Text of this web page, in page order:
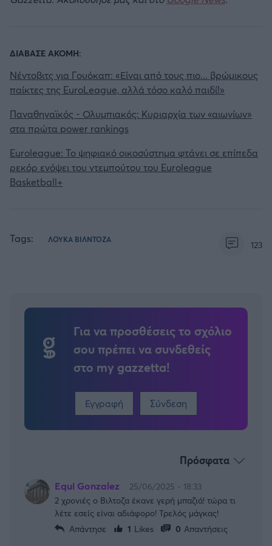
ΔΙΑΒΑΣΕ ΑΚΟΜΗ:
Νέντοβιτς για Γουόκαπ: «Είναι από τους πιο... βρώμικους
παίκτες της EuroLeague, αλλά τόσο καλό παιδί!»
Παναθηναϊκός - Ολυμπιακός: Κυριαρχία των «αιωνίων»
στα πρώτα power rankings
Euroleague: Το ψηφιακό οικοσύστημα φτάνει σε επίπεδα
ρεκόρ ενόψει του ντεμπούτου του Euroleague
Basketball+
Tags: ΛΟΥΚΑ ΒΙΛΝΤΟΖΑ 123
Για να προσθέσεις το σχόλιο
σου πρέπει να συνδεθείς
στο my gazzetta!
Εγγραφή Σύνδεση
Πρόσφατα
Equi Gonzalez
25/06/2025 - 18:33
2 χρονιές ο Βιλτοζα έκανε γερή μπαζιά! τώρα τι
λέτε εσείς είναι αδιάφορο! Τρελός μάγκας!
Απάντησε
1 Likes 0 Απαντήσεις